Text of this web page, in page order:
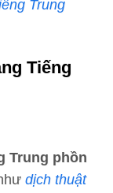
Trung
Tiếng
Trung phồn
dịch thuật